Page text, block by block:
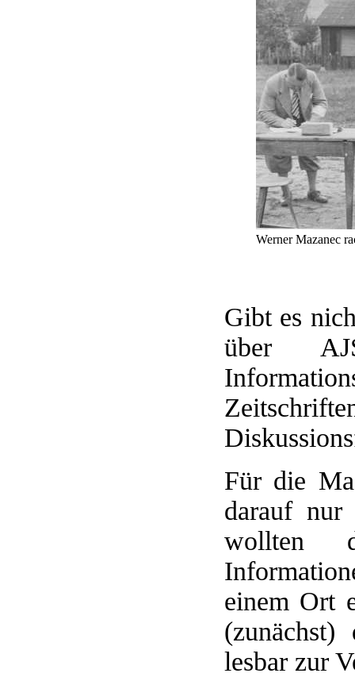
Werner Mazanec
Gibt es
über
Für die
darauf
wollten
einem Ort
(zunächst)
lesbar zur